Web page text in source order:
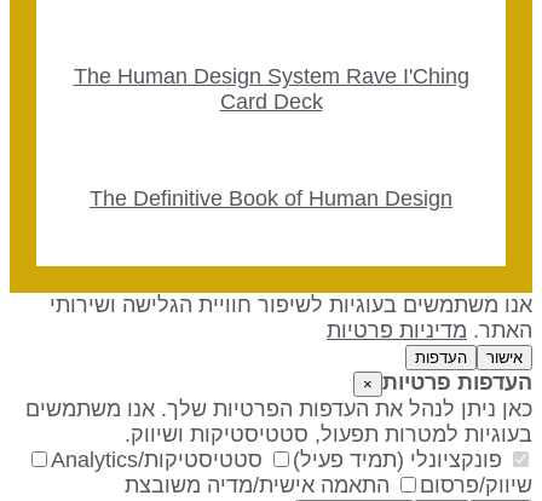
The Human Design System Rave I'Ching
Card Deck
The Definitive Book of Human Design
משתמשים בעוגיות לשיפור חוויית הגלישה ושירותי
מדיניות פרטיות
אישור העדפות
פרטיות ×
ניתן לנהל את העדפות הפרטיות שלך. אנו משתמשים
למטרות תפעול, סטטיסטיקות ושיווק.
פונקציונלי (תמיד פעיל)
סטטיסטיקות/Analytics
פרסום
התאמה אישית/מדיה משובצת